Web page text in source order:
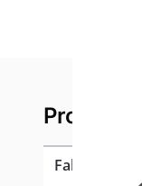
Product
Fabrikant